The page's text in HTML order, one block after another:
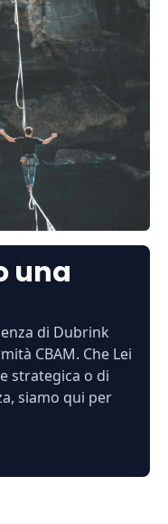
una
di Dubrink
CBAM. Che Lei
strategica o di
siamo qui per